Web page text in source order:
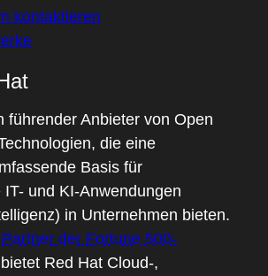
kontaktieren
führender Anbieter von Open
die eine
Basis für
und KI-Anwendungen
in Unternehmen bieten.
der Fortune 500-
bietet Red Hat Cloud-,